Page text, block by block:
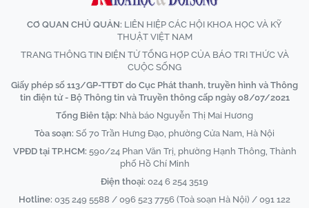
CƠ QUAN CHỦ QUẢN: LIÊN HIỆP CÁC HỘI KHOA HỌC VÀ KỸ
THUẬT VIỆT NAM
TRANG THÔNG TIN ĐIỆN TỬ TỔNG HỢP CỦA BÁO TRI THỨC VÀ
CUỘC SỐNG
Giấy phép số 113/GP-TTĐT do Cục Phát thanh, truyền hình và Thông
tin điện tử - Bộ Thông tin và Truyền thông cấp ngày 08/07/2021
Tổng Biên tập: Nhà báo Nguyễn Thị Mai Hương
Tòa soạn: Số 70 Trần Hưng Đạo, phường Cửa Nam, Hà Nội
VPĐD tại TP.HCM: 590/24 Phan Văn Trị, phường Hạnh Thông, Thành
phố Hồ Chí Minh
Điện thoại: 024 6 254 3519
Hotline: 035 249 5588 / 096 523 7756 (Toà soạn Hà Nội) / 091 122